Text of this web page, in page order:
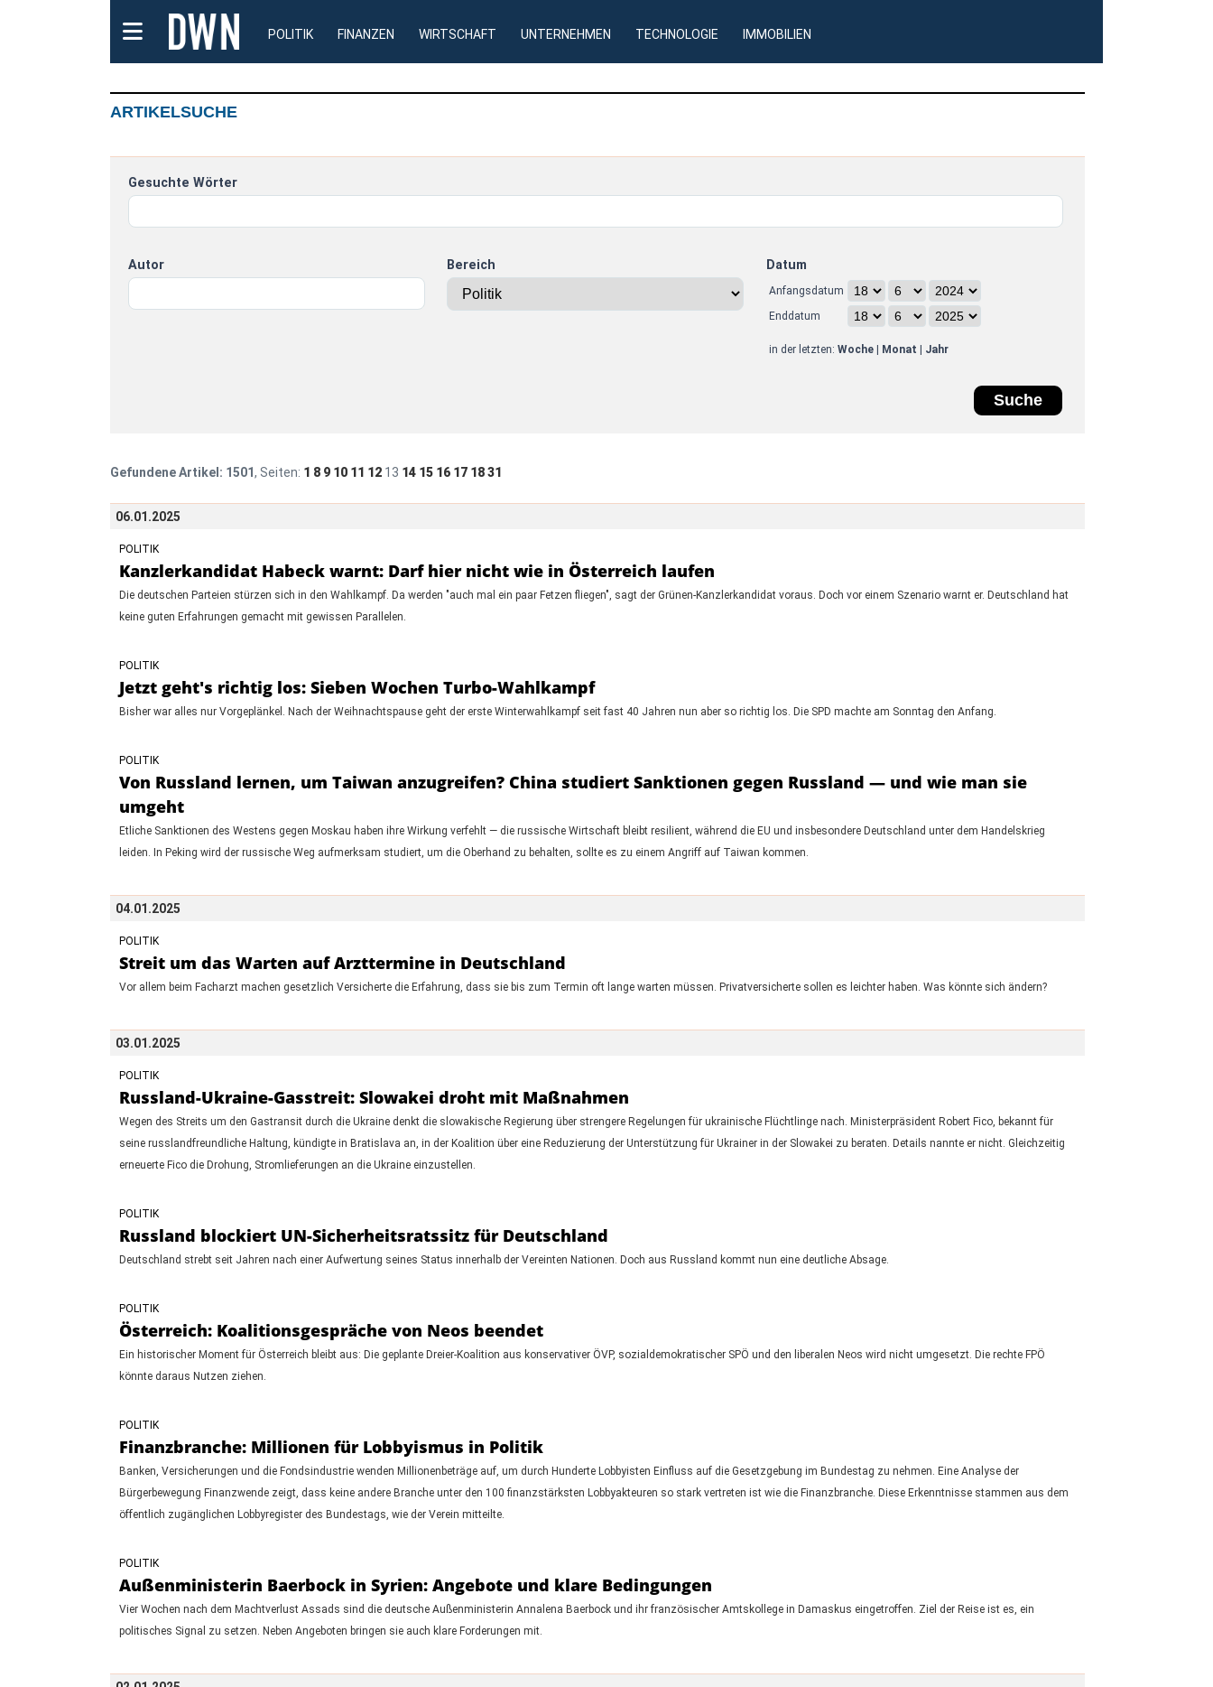
POLITIK FINANZEN WIRTSCHAFT UNTERNEHMEN TECHNOLOGIE IMMOBILIEN
ARTIKELSUCHE
Gesuchte Wörter
Autor Bereich Datum
Anfangsdatum
Enddatum
in der letzten: Woche| Monat Jahr
Gefundene Artikel: 1501, Seiten: 1 8 9 10 11 12 13 14 15 16 17 1831
06.01.2025
POLITIK
Kanzlerkandidat Habeck warnt: Darf hier nicht wie in Österreich laufen
Die deutschen Parteien stürzen sich in den Wahlkampf. Da werden "auch mal ein paar Fetzen fliegen", sagt der Grünen-Kanzlerkandidat voraus. Doch vor einem Szenario warnt er. Deutschland hat
keine guten Erfahrungen gemacht mit gewissen Parallelen.
POLITIK
Jetzt geht's richtig los: Sieben Wochen Turbo-Wahlkampf
Bisher war alles nur Vorgeplänkel. Nach der Weihnachtspause geht der erste Winterwahlkampf seit fast 40 Jahren nun aber so richtig los. Die SPD machte am Sonntag den Anfang.
POLITIK
Von Russland lernen, um Taiwan anzugreifen? China studiert Sanktionen gegen Russland — und wie man sie
umgeht
Etliche Sanktionen des Westens gegen Moskau haben ihre Wirkung verfehlt — die russische Wirtschaft bleibt resilient, während die EU und insbesondere Deutschland unter dem Handelskrieg
leiden. In Peking wird der russische Weg aufmerksam studiert, um die Oberhand zu behalten, sollte es zu einem Angriff auf Taiwan kommen.
04.01.2025
POLITIK
Streit um das Warten auf Arzttermine in Deutschland
Vor allem beim Facharzt machen gesetzlich Versicherte die Erfahrung, dass sie bis zum Termin oft lange warten müssen. Privatversicherte sollen es leichter haben. Was könnte sich ändern?
03.01.2025
POLITIK
Russland-Ukraine-Gasstreit: Slowakei droht mit Maßnahmen
Wegen des Streits um den Gastransit durch die Ukraine denkt die slowakische Regierung über strengere Regelungen für ukrainische Flüchtlinge nach. Ministerpräsident Robert Fico, bekannt für
seine russlandfreundliche Haltung, kündigte in Bratislava an, in der Koalition über eine Reduzierung der Unterstützung für Ukrainer in der Slowakei zu beraten. Details nannte er nicht. Gleichzeitig
erneuerte Fico die Drohung, Stromlieferungen an die Ukraine einzustellen.
POLITIK
Russland blockiert UN-Sicherheitsratssitz für Deutschland
Deutschland strebt seit Jahren nach einer Aufwertung seines Status innerhalb der Vereinten Nationen. Doch aus Russland kommt nun eine deutliche Absage.
POLITIK
Österreich: Koalitionsgespräche von Neos beendet
Ein historischer Moment für Österreich bleibt aus: Die geplante Dreier-Koalition aus konservativer ÖVP, sozialdemokratischer SPÖ und den liberalen Neos wird nicht umgesetzt. Die rechte FPÖ
könnte daraus Nutzen ziehen.
POLITIK
Finanzbranche: Millionen für Lobbyismus in Politik
Banken, Versicherungen und die Fondsindustrie wenden Millionenbeträge auf, um durch Hunderte Lobbyisten Einfluss auf die Gesetzgebung im Bundestag zu nehmen. Eine Analyse der
Bürgerbewegung Finanzwende zeigt, dass keine andere Branche unter den 100 finanzstärksten Lobbyakteuren so stark vertreten ist wie die Finanzbranche. Diese Erkenntnisse stammen aus dem
öffentlich zugänglichen Lobbyregister des Bundestags, wie der Verein mitteilte.
POLITIK
Außenministerin Baerbock in Syrien: Angebote und klare Bedingungen
Vier Wochen nach dem Machtverlust Assads sind die deutsche Außenministerin Annalena Baerbock und ihr französischer Amtskollege in Damaskus eingetroffen. Ziel der Reise ist es, ein
politisches Signal zu setzen. Neben Angeboten bringen sie auch klare Forderungen mit.